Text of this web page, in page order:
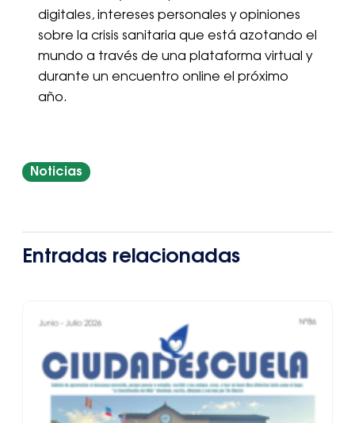
digitales, intereses personales y opiniones
sobre la crisis sanitaria que está azotando el
mundo a través de una plataforma virtual y
durante un encuentro online el próximo
año.
Noticias
Entradas relacionadas